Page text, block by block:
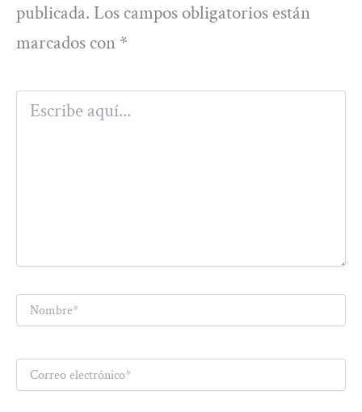
publicada. Los campos obligatorios están
marcados con *
Escribe
aquí...
electrónico*